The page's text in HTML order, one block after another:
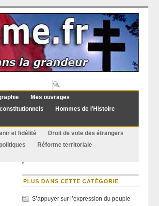
Mes ouvrages
Hommes de l’Histoire
et fidélité
Droit de vote des étrangers
Réforme territoriale
PLUS DANS CETTE CATÉGORIE
S’appuyer sur l’expression du peuple